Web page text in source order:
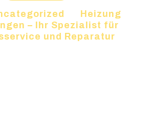
Heizung
– Ihr Spezialist für
und Reparatur